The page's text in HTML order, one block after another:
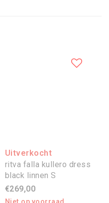
Uitverkocht
ritva falla kullero dress
black linnen S
€269,00
Niet op voorraad